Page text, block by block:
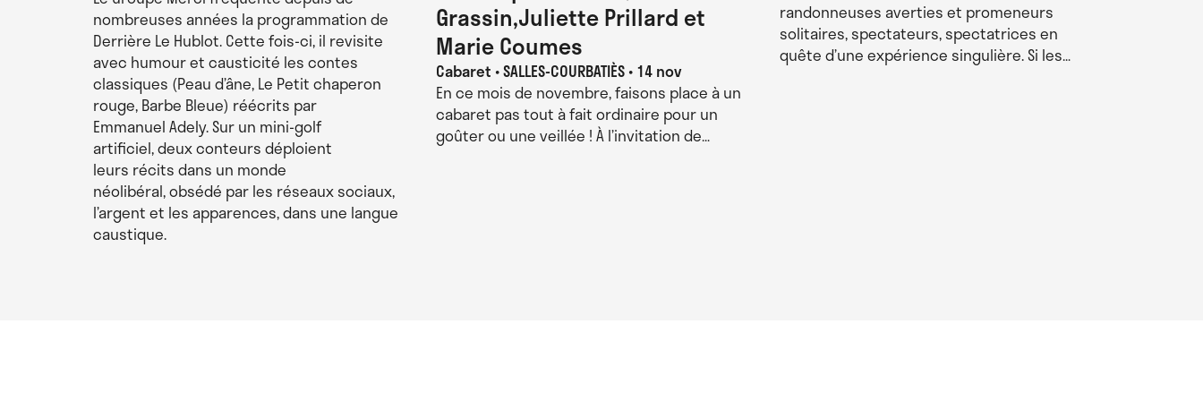
Coproduction :Paris réseau danse (CDCN / Atelier de Paris, l’Étoile du Nord – Scène
conventionnée pour la danse, Micadanses/ADDP et Le Regard du cygne – AMD XXe) |
le Collectif Essonne danse | Theater Freiburg, Museum für Neue Kunst Freiburg
Accueil en résidence :Le Pacifique – CDCN de Grenoble | La Briqueterie – CDCN du
Val-de-Marne | La Ménagerie de Verre dans le cadre du dispositif StudioLab | Le CND,
Centre national de la danse
Avec le soutien de:la Région Île-de-France | ARCADI Île-de-France
nombreuses années la programmation de
Derrière Le Hublot. Cette fois-ci, il revisite
avec humour et causticité les contes
classiques (Peau d’âne, Le Petit chaperon
rouge, Barbe Bleue) réécrits par
Emmanuel Adely. Sur un mini-golf
artificiel, deux conteurs déploient
leurs récits dans un monde
néolibéral, obsédé par les réseaux sociaux,
l’argent et les apparences, dans une langue
caustique.
Grassin,Juliette Prillard et
Marie Coumes
Cabaret SALLES-COURBATIÈS • 14 nov
En ce mois de novembre, faisons place à un
cabaret pas tout à fait ordinaire pour un
goûter ou une veillée ! À l’invitation de…
randonneuses averties et promeneurs
solitaires, spectateurs, spectatrices en
quête d’une expérience singulière. Si les…